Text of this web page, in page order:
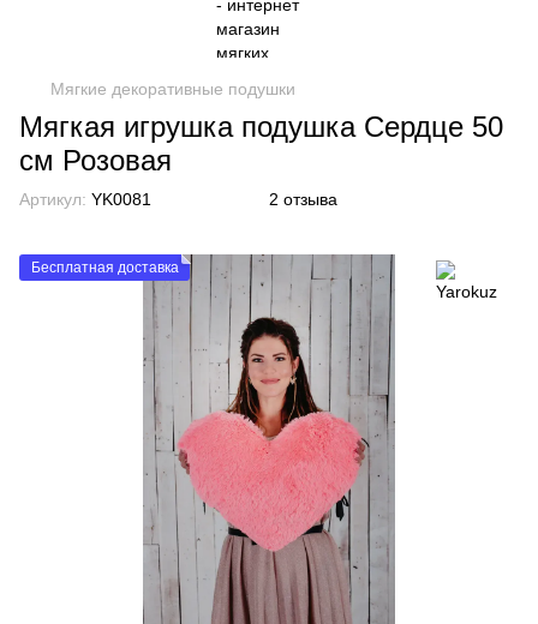
Мягкие декоративные подушки
Мягкая игрушка подушка Сердце 50
см Розовая
Артикул: YK0081 2 отзыва
Бесплатная доставка